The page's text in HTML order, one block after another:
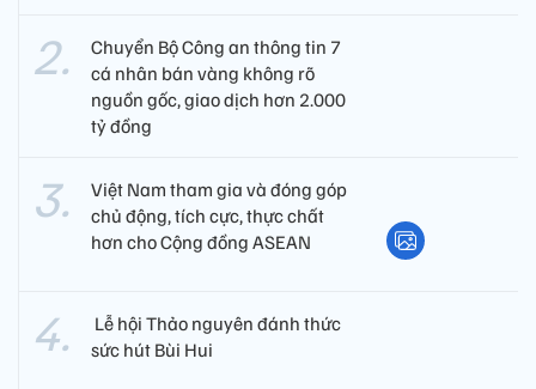
Chuyển Bộ Công an thông tin 7
cá nhân bán vàng không rõ
nguồn gốc, giao dịch hơn 2.000
tỷ đồng
Việt Nam tham gia và đóng góp
chủ động, tích cực, thực chất
hơn cho Cộng đồng ASEAN
​ Lễ hội Thảo nguyên đánh thức
sức hút Bùi Hui